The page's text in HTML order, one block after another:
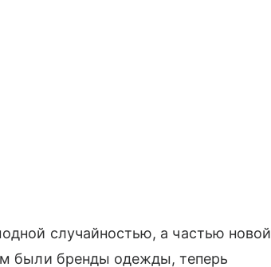
случайностью, а частью новой
были бренды одежды, теперь